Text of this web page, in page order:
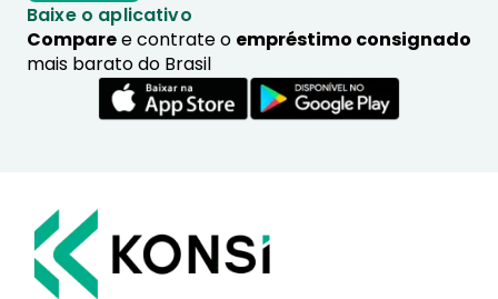
Baixe o aplicativo
Comparee contrate o empréstimo consignado
mais barato do Brasil